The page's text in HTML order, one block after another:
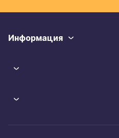
Информация